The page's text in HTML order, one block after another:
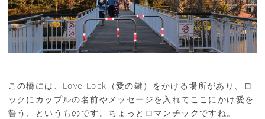
この橋には、Love Lock（愛の鍵）をかける場所があり、ロ
ックにカップルの名前やメッセージを入れてここにかけ愛を
誓う、というものです。ちょっとロマンチックですね。